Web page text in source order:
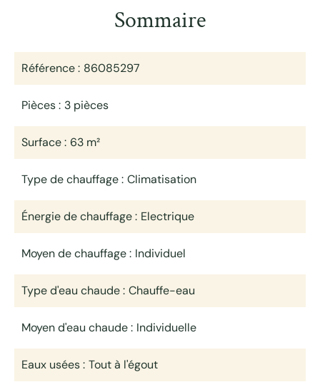
Sommaire
Référence 86085297
Pièces 3 pièces
Surface 63 m²
Type de chauffage Climatisation
Énergie de chauffage Electrique
Moyen de chauffage Individuel
Type d'eau chaude Chauffe-eau
Moyen d'eau chaude Individuelle
Eaux usées Tout à l'égout